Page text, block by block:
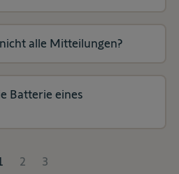
alle Mitteilungen?
Batterie eines
2 3